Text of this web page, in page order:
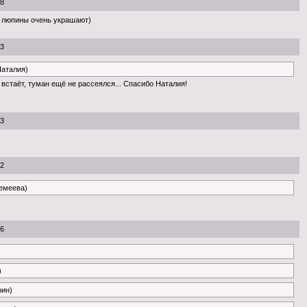
очень украшают)
туман ещё не рассеялся... Спасибо Наталия!